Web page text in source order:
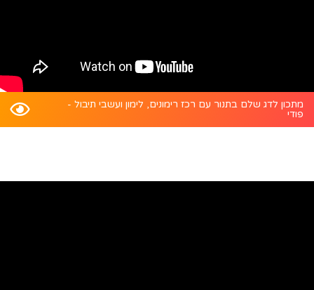
מתכון לדג שלם בתנור עם רכז רימונים, לימון ועשבי תיבול -
פודי